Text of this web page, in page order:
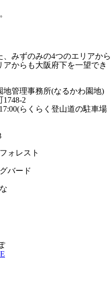
みずのみの4つのエリアから
からも大阪府下を一望でき
地管理事務所(なるかわ園地)
2
らくらく登山道の駐車場
フォレスト
バード